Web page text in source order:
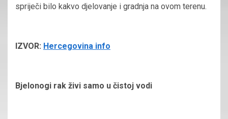
spriječi bilo kakvo djelovanje i gradnja na ovom terenu.
IZVOR: Hercegovina info
Bjelonogi rak živi samo u čistoj vodi